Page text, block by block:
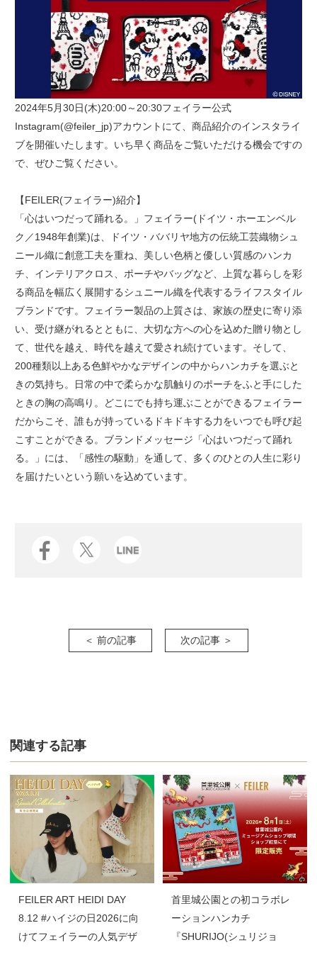
2024年5月30日(木)20:00～20:30フェイラー公式
Instagram(@feiler_jp)アカウントにて、商品紹介のインスタライ
ブを開催いたします。いち早く商品をご覧いただける機会ですの
で、ぜひご覧ください。
【FEILER(フェイラー)紹介】
「心はいつだって踊れる。」フェイラー(ドイツ・ホーエンベル
ク／1948年創業)は、ドイツ・ババリヤ地方の伝統工芸織物シュ
ニール織に創意工夫を重ね、美しい色柄と優しい質感のハンカ
チ、インテリアクロス、ポーチやバッグなど、上質な暮らしを彩
る商品を幅広く展開するシュニール織を代表するライフスタイル
ブランドです。フェイラー製品の上質さは、家族の歴史に寄り添
い、受け継がれるとともに、大切な方への心を込めた贈り物とし
て、世代を越え、時代を越えて愛され続けています。そして、
200種類以上ある色鮮やかなデザインの中からハンカチを選ぶと
きの気持ち。日常の中で柔らかな肌触りのポーチをふと手にした
ときの胸の高鳴り。どこにでも持ち運ぶことができるフェイラー
だからこそ、誰もが持っているドキドキする力をいつでも呼び起
こすことができる。ブランドメッセージ「心はいつだって踊れ
る。」には、「感性の駆動」を通して、多くのひとの人生に彩り
を届けたいという願いを込めています。
＜ 前の記事 次の記事 ＞
関連する記事
FEILER ART HEIDI DAY
8.12 #ハイジの日2026に向
けてフェイラーの人気デザ
首里城公園との初コラボレ
ーションハンカチ
『SHURIJO(シュリジョ